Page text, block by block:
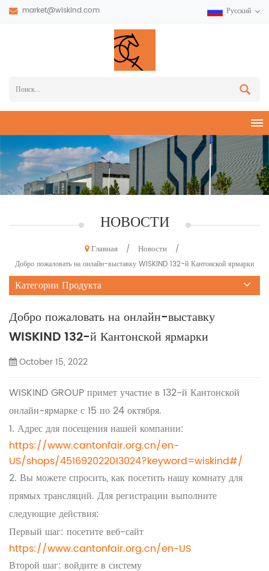
market@wiskind.com Русский
НОВОСТИ
Главная / Новости
/
Добро пожаловать на онлайн-выставку WISKIND 132-й Кантонской ярмарки
Категории Продукта
Добро пожаловать на онлайн-выставку
WISKIND 132-й Кантонской ярмарки
October 15, 2022
WISKIND GROUP примет участие в 132-й Кантонской
онлайн-ярмарке с 15 по 24 октября.
1. Адрес для посещения нашей компании:
https://www.cantonfair.org.cn/en-
US/shops/451692022013024?keyword=wiskind#/
2. Вы можете спросить, как посетить нашу комнату для
прямых трансляций. Для регистрации выполните
следующие действия:
Первый шаг: посетите веб-сайт
https://www.cantonfair.org.cn/en-US
Второй шаг: войдите в систему